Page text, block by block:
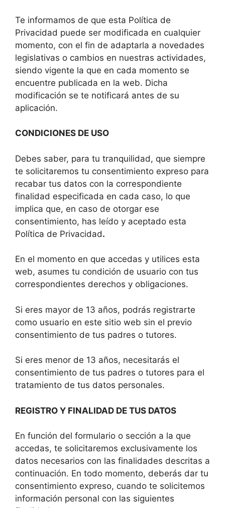
Te informamos de que esta Política de
Privacidad puede ser modificada en cualquier
momento, con el fin de adaptarla a novedades
legislativas o cambios en nuestras actividades,
siendo vigente la que en cada momento se
encuentre publicada en la web. Dicha
modificación se te notificará antes de su
aplicación.
CONDICIONES DE USO
Debes saber, para tu tranquilidad, que siempre
te solicitaremos tu consentimiento expreso para
recabar tus datos con la correspondiente
finalidad especificada en cada caso, lo que
implica que, en caso de otorgar ese
consentimiento, has leído y aceptado esta
Política de Privacidad.
En el momento en que accedas y utilices esta
web, asumes tu condición de usuario con tus
correspondientes derechos y obligaciones.
Si eres mayor de 13 años, podrás registrarte
como usuario en este sitio web sin el previo
consentimiento de tus padres o tutores.
Si eres menor de 13 años, necesitarás el
consentimiento de tus padres o tutores para el
tratamiento de tus datos personales.
REGISTRO Y FINALIDAD DE TUS DATOS
En función del formulario o sección a la que
accedas, te solicitaremos exclusivamente los
datos necesarios con las finalidades descritas a
continuación. En todo momento, deberás dar tu
consentimiento expreso, cuando te solicitemos
información personal con las siguientes